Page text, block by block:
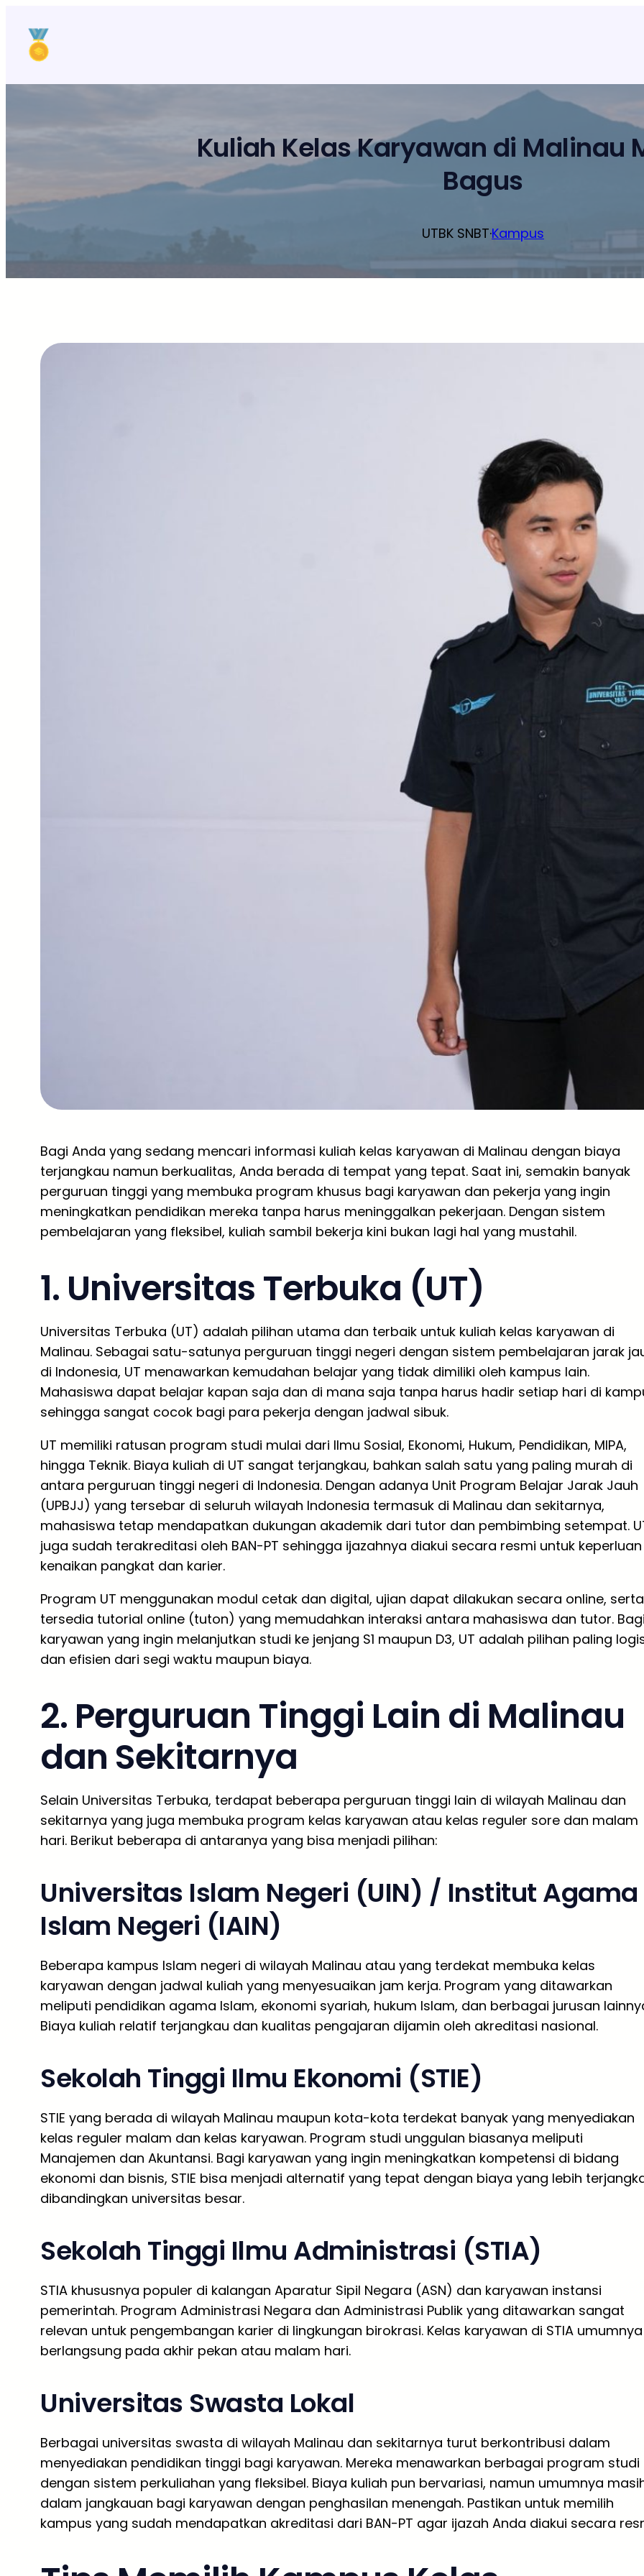
konten
Kuliah Kelas Karyawan di Malinau
Bagus
UTBK SNBT·Kampus
Bagi Anda yang sedang mencari informasi kuliah kelas karyawan di Malinau dengan biaya
terjangkau namun berkualitas, Anda berada di tempat yang tepat. Saat ini, semakin banyak
perguruan tinggi yang membuka program khusus bagi karyawan dan pekerja yang ingin
meningkatkan pendidikan mereka tanpa harus meninggalkan pekerjaan. Dengan sistem
pembelajaran yang fleksibel, kuliah sambil bekerja kini bukan lagi hal yang mustahil.
1. Universitas Terbuka (UT)
Universitas Terbuka (UT) adalah pilihan utama dan terbaik untuk kuliah kelas karyawan di
Malinau. Sebagai satu-satunya perguruan tinggi negeri dengan sistem pembelajaran jarak
di Indonesia, UT menawarkan kemudahan belajar yang tidak dimiliki oleh kampus lain.
Mahasiswa dapat belajar kapan saja dan di mana saja tanpa harus hadir setiap hari di
sehingga sangat cocok bagi para pekerja dengan jadwal sibuk.
UT memiliki ratusan program studi mulai dari Ilmu Sosial, Ekonomi, Hukum, Pendidikan, MIPA,
hingga Teknik. Biaya kuliah di UT sangat terjangkau, bahkan salah satu yang paling murah di
antara perguruan tinggi negeri di Indonesia. Dengan adanya Unit Program Belajar Jarak Jauh
(UPBJJ) yang tersebar di seluruh wilayah Indonesia termasuk di Malinau dan sekitarnya,
mahasiswa tetap mendapatkan dukungan akademik dari tutor dan pembimbing setempat.
juga sudah terakreditasi oleh BAN-PT sehingga ijazahnya diakui secara resmi untuk keperluan
kenaikan pangkat dan karier.
Program UT menggunakan modul cetak dan digital, ujian dapat dilakukan secara online, serta
tersedia tutorial online (tuton) yang memudahkan interaksi antara mahasiswa dan tutor.
karyawan yang ingin melanjutkan studi ke jenjang S1 maupun D3, UT adalah pilihan paling
dan efisien dari segi waktu maupun biaya.
2. Perguruan Tinggi Lain di Malinau
dan Sekitarnya
Selain Universitas Terbuka, terdapat beberapa perguruan tinggi lain di wilayah Malinau dan
sekitarnya yang juga membuka program kelas karyawan atau kelas reguler sore dan malam
hari. Berikut beberapa di antaranya yang bisa menjadi pilihan:
Universitas Islam Negeri (UIN) / Institut Agama
Islam Negeri (IAIN)
Beberapa kampus Islam negeri di wilayah Malinau atau yang terdekat membuka kelas
karyawan dengan jadwal kuliah yang menyesuaikan jam kerja. Program yang ditawarkan
meliputi pendidikan agama Islam, ekonomi syariah, hukum Islam, dan berbagai jurusan
Biaya kuliah relatif terjangkau dan kualitas pengajaran dijamin oleh akreditasi nasional.
Sekolah Tinggi Ilmu Ekonomi (STIE)
STIE yang berada di wilayah Malinau maupun kota-kota terdekat banyak yang menyediakan
kelas reguler malam dan kelas karyawan. Program studi unggulan biasanya meliputi
Manajemen dan Akuntansi. Bagi karyawan yang ingin meningkatkan kompetensi di bidang
ekonomi dan bisnis, STIE bisa menjadi alternatif yang tepat dengan biaya yang lebih
dibandingkan universitas besar.
Sekolah Tinggi Ilmu Administrasi (STIA)
STIA khususnya populer di kalangan Aparatur Sipil Negara (ASN) dan karyawan instansi
pemerintah. Program Administrasi Negara dan Administrasi Publik yang ditawarkan sangat
relevan untuk pengembangan karier di lingkungan birokrasi. Kelas karyawan di STIA umumnya
berlangsung pada akhir pekan atau malam hari.
Universitas Swasta Lokal
Berbagai universitas swasta di wilayah Malinau dan sekitarnya turut berkontribusi dalam
menyediakan pendidikan tinggi bagi karyawan. Mereka menawarkan berbagai program studi
dengan sistem perkuliahan yang fleksibel. Biaya kuliah pun bervariasi, namun umumnya
dalam jangkauan bagi karyawan dengan penghasilan menengah. Pastikan untuk memilih
kampus yang sudah mendapatkan akreditasi dari BAN-PT agar ijazah Anda diakui secara